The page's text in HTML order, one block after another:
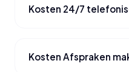
Kosten 24/7
Kosten Afspraken